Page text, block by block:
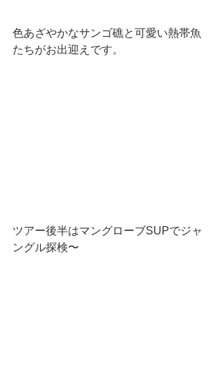
色あざやかなサンゴ礁と可愛い熱帯魚
たちがお出迎えです。
ツアー後半はマングローブSUPでジャ
ングル探検〜